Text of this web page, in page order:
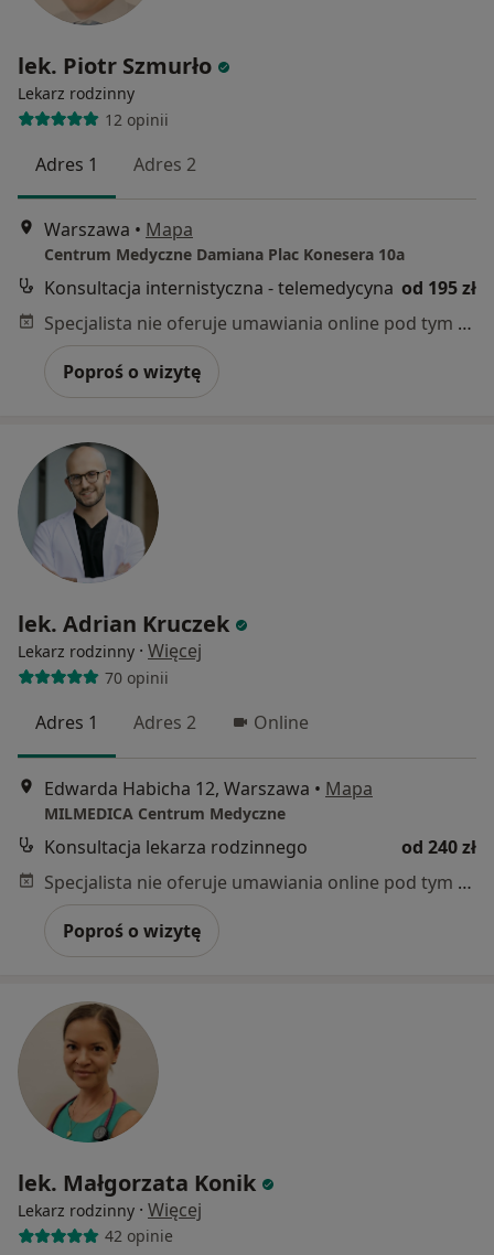
lek. Piotr Szmurło
Lekarz rodzinny
12 opinii
Adres 1 Adres 2
Warszawa • Mapa
Centrum Medyczne Damiana Plac Konesera 10a
Konsultacja internistyczna - telemedycyna od 195 zł
Specjalista nie oferuje umawiania online pod tym adresem.
Poproś o wizytę
lek. Adrian Kruczek
Lekarz rodzinny · Więcej
70 opinii
Adres 1 Adres 2 Online
Edwarda Habicha 12, Warszawa • Mapa
MILMEDICA Centrum Medyczne
Konsultacja lekarza rodzinnego
od 240 zł
Specjalista nie oferuje umawiania online pod tym adresem.
Poproś o wizytę
lek. Małgorzata Konik
Lekarz rodzinny · Więcej
42 opinie